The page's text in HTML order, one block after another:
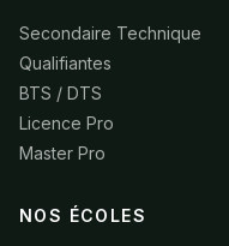
Secondaire Technique
Qualifiantes
BTS / DTS
Licence Pro
Master Pro
NOS ÉCOLES